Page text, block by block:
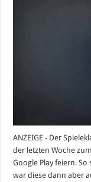
ANZEIGE - Der
der letzten Woche
Google Play feiern.
war diese dann aber